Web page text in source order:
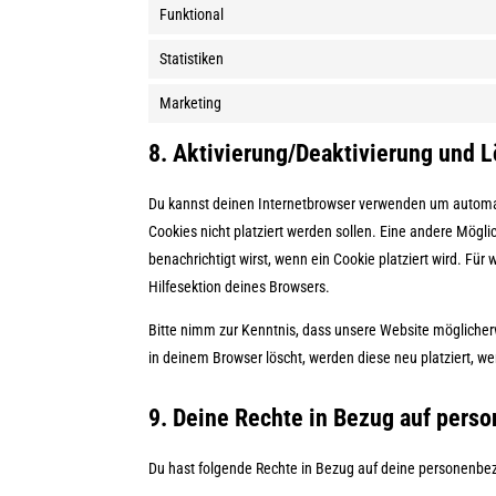
Funktional
Statistiken
Marketing
8. Aktivierung/Deaktivierung und
Du kannst deinen Internetbrowser verwenden um
Cookies nicht platziert werden sollen. Eine andere
benachrichtigt wirst, wenn ein Cookie platziert wird.
Hilfesektion deines Browsers.
Bitte nimm zur Kenntnis, dass unsere Website
in deinem Browser löscht, werden diese neu platziert,
9. Deine Rechte in Bezug auf
Du hast folgende Rechte in Bezug auf deine